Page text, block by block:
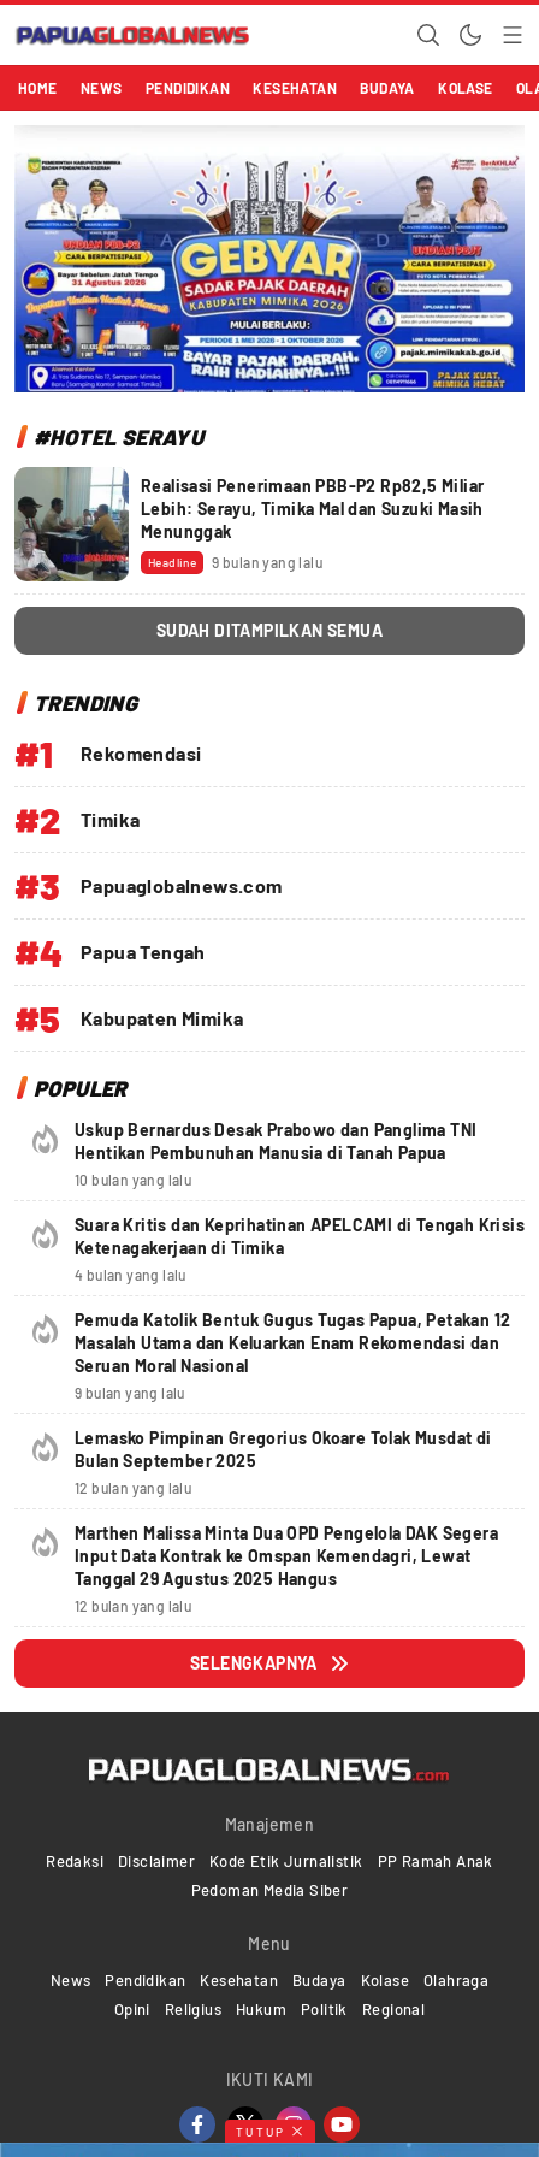
Papuaglobalnews.com
Menulis Fakta dengan Hati Bening
HOME NEWS PENDIDIKAN KESEHATAN BUDAYA KOLASE
#HOTEL SERAYU
Realisasi Penerimaan PBB-P2 Rp82,5 Miliar
Lebih: Serayu, Timika Mal dan Suzuki Masih
Menunggak
Headline 9 bulan yang lalu
SUDAH DITAMPILKAN SEMUA
TRENDING
#1 Rekomendasi
#2 Timika
#3 Papuaglobalnews.com
#4 Papua Tengah
#5 Kabupaten Mimika
POPULER
Uskup Bernardus Desak Prabowo dan Panglima TNI
Hentikan Pembunuhan Manusia di Tanah Papua
10 bulan yang lalu
Suara Kritis dan Keprihatinan APELCAMI di Tengah Krisis
Ketenagakerjaan di Timika
4 bulan yang lalu
Pemuda Katolik Bentuk Gugus Tugas Papua, Petakan 12
Masalah Utama dan Keluarkan Enam Rekomendasi dan
Seruan Moral Nasional
9 bulan yang lalu
Lemasko Pimpinan Gregorius Okoare Tolak Musdat di
Bulan September 2025
12 bulan yang lalu
Marthen Malissa Minta Dua OPD Pengelola DAK Segera
Input Data Kontrak ke Omspan Kemendagri, Lewat
Tanggal 29 Agustus 2025 Hangus
12 bulan yang lalu
SELENGKAPNYA
Manajemen
Redaksi Disclaimer Kode Etik Jurnalistik
PP Ramah Anak
Pedoman Media Siber
Menu
News Pendidikan Kesehatan Budaya Kolase
Olahraga
Opini
Religius Hukum Politik Regional
IKUTI KAMI
TUTUP